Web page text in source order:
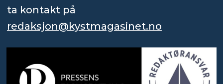
ta kontakt på
redaksjon@kystmagasinet.no